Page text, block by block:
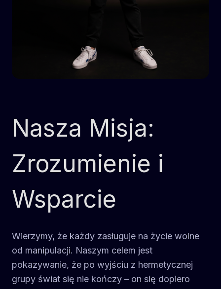
Nasza Misja:
Zrozumienie i
Wsparcie
Wierzymy, że każdy zasługuje na życie wolne
od manipulacji. Naszym celem jest
pokazywanie, że po wyjściu z hermetycznej
grupy świat się nie kończy – on się dopiero